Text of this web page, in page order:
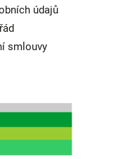
údajů
smlouvy